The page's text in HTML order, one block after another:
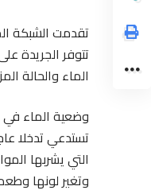
تقدمت الشبكة
تتوفر الجريدة
الماء والحالة
وضعية الماء في
تستدعي تدخلا
التي يشربها
وتغير لونها